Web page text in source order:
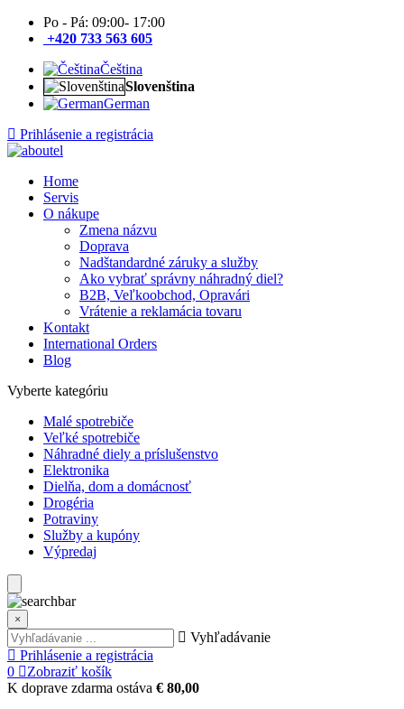
Po - Pá: 09:00- 17:00
+420 733 563 605
Čeština
Slovenština
German
Prihlásenie a registrácia
Home
Servis
O nákupe
Zmena názvu
Doprava
Nadštandardné záruky a služby
Ako vybrať správny náhradný diel?
B2B, Veľkoobchod, Opravári
Vrátenie a reklamácia tovaru
Kontakt
International Orders
Blog
Vyberte kategóriu
Malé spotrebiče
Veľké spotrebiče
Náhradné diely a príslušenstvo
Elektronika
Dielňa, dom a domácnosť
Drogéria
Potraviny
Služby a kupóny
Výpredaj
×
Vyhľadávanie
Prihlásenie a registrácia
0
Zobraziť košík
K doprave zdarma ostáva € 80,00